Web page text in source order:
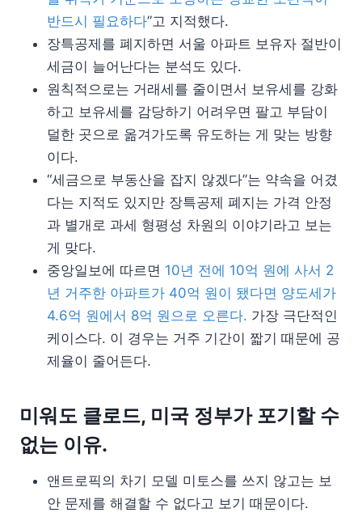
반드시 필요하다”고 지적했다.
장특공제를 폐지하면 서울 아파트 보유자 절반이
세금이 늘어난다는 분석도 있다.
원칙적으로는 거래세를 줄이면서 보유세를 강화
하고 보유세를 감당하기 어려우면 팔고 부담이
덜한 곳으로 옮겨가도록 유도하는 게 맞는 방향
이다.
“세금으로 부동산을 잡지 않겠다”는 약속을 어겼
다는 지적도 있지만 장특공제 폐지는 가격 안정
과 별개로 과세 형평성 차원의 이야기라고 보는
게 맞다.
중앙일보에 따르면 10년 전에 10억 원에 사서 2
년 거주한 아파트가 40억 원이 됐다면 양도세가
4.6억 원에서 8억 원으로 오른다. 가장 극단적인
케이스다. 이 경우는 거주 기간이 짧기 때문에 공
제율이 줄어든다.
미워도 클로드, 미국 정부가 포기할 수
없는 이유.
앤트로픽의 차기 모델 미토스를 쓰지 않고는 보
안 문제를 해결할 수 없다고 보기 때문이다.